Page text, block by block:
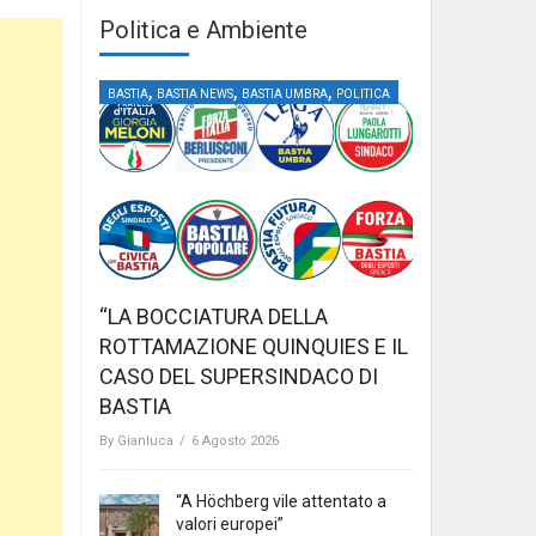
Politica e Ambiente
BASTIA, BASTIA NEWS, BASTIA UMBRA, POLITICA
“LA BOCCIATURA DELLA
ROTTAMAZIONE QUINQUIES E IL
CASO DEL SUPERSINDACO DI
BASTIA
By Gianluca / 6 Agosto 2026
“A Höchberg vile attentato a
valori europei”